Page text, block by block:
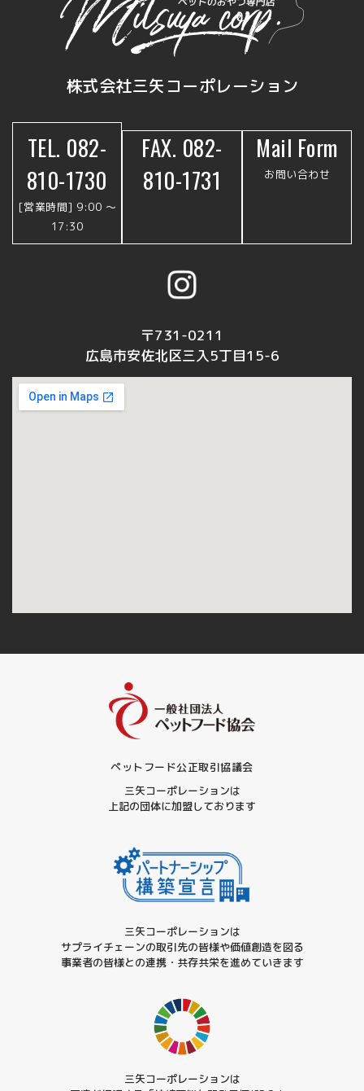
株式会社三矢コーポレーション
TEL. 082-
810-1730
[営業時間] 9:00 〜
17:30
FAX. 082-
810-1731
Mail Form
お問い合わせ
〒731-0211
広島市安佐北区三入5丁目15-6
ペットフード公正取引協議会
三矢コーポレーションは
上記の団体に加盟しております
三矢コーポレーションは
サプライチェーンの取引先の皆様や価値創造を図る
事業者の皆様との連携・共存共栄を進めていきます
三矢コーポレーションは